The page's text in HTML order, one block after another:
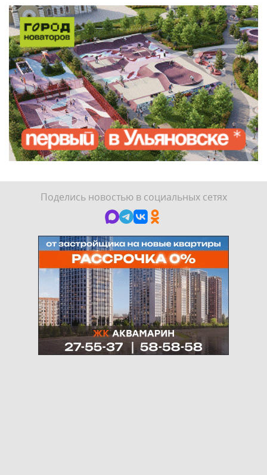
Поделись новостью в социальных сетях